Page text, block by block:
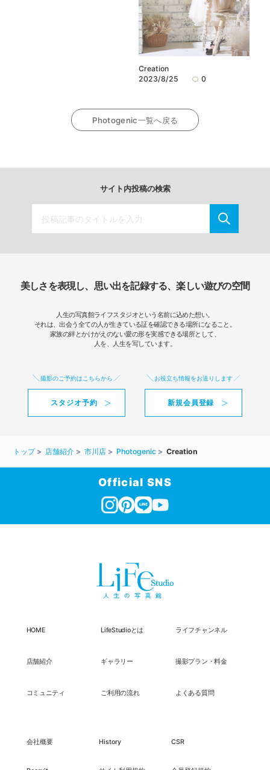
Creation
2023/8/25
0
Photogenic一覧へ戻る
サイト内投稿の検索
美しさを表現し、思い出を記録する、楽しい遊びの空間
人生の写真館ライフスタジオという名前に込めた想い。
それは、出会う全ての人が生きている証を確認できる場所になること。
家族の絆とかけがえのない愛の形を実感できる場所として、
人を、人生を写しています。
撮影のご予約はこちらから
スタジオ予約
お役立ち情報をお送りします
新規会員登録
トップ 店舗紹介 市川店 Photogenic Creation
Official SNS
HOME LifeStudioとは ライフチャンネル
店舗紹介 ギャラリー 撮影プラン・料金
コミュニティ ご利用の流れ よくある質問
会社概要 History CSR